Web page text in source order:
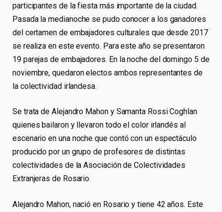
participantes de la fiesta más importante de la ciudad.
Pasada la medianoche se pudo conocer a los ganadores
del certamen de embajadores culturales que desde 2017
se realiza en este evento. Para este año se presentaron
19 parejas de embajadores. En la noche del domingo 5 de
noviembre, quedaron electos ambos representantes de
la colectividad irlandesa.
Se trata de Alejandro Mahon y Samanta Rossi Coghlan
quienes bailaron y llevaron todo el color irlandés al
escenario en una noche que contó con un espectáculo
producido por un grupo de profesores de distintas
colectividades de la Asociación de Colectividades
Extranjeras de Rosario.
Alejandro Mahon, nació en Rosario y tiene 42 años. Este